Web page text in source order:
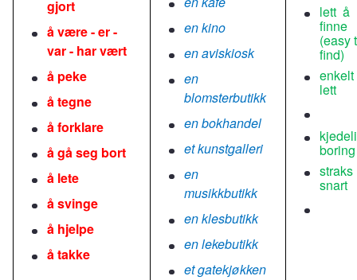
gjort
å være - er -
var - har vært
å peke
å tegne
å forklare
å gå seg bort
å lete
å svinge
å hjelpe
å takke
en kino
en aviskiosk
en
blomsterbutikk
en bokhandel
et kunstgalleri
en
musikkbutikk
en klesbutikk
en lekebutikk
et gatekjøkken
lett å
finne
(easy
find)
enkelt
lett
boring
straks
snart